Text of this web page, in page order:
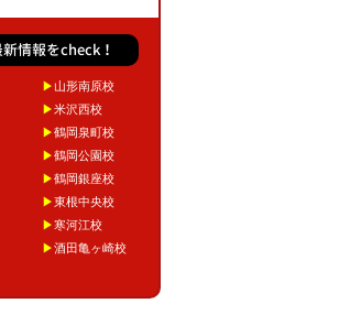
情報をcheck！
▶山形南原校
▶米沢西校
▶鶴岡泉町校
▶鶴岡公園校
▶鶴岡銀座校
▶東根中央校
▶寒河江校
▶酒田亀ヶ崎校